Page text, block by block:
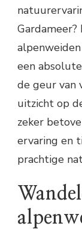
een
de geur van
uitzicht op
zeker
ervaring en
prachtige